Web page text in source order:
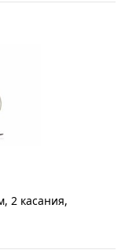
2 касания,